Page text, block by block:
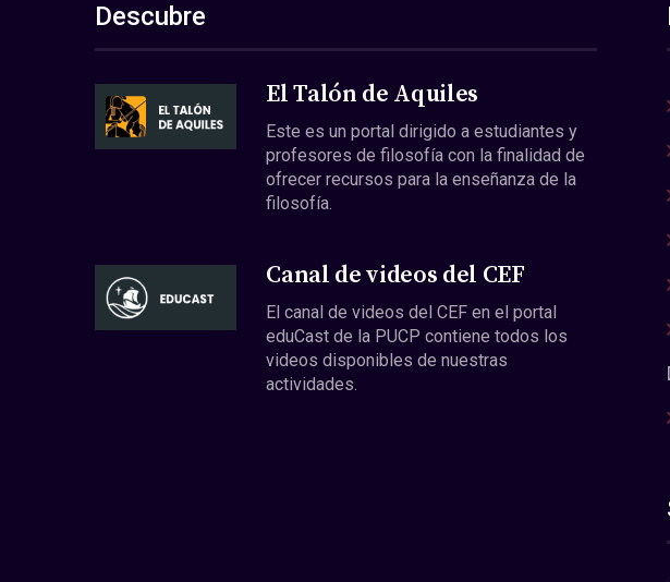
Descubre
El Talón de Aquiles
Este es un portal dirigido a estudiantes y
profesores de filosofía con la finalidad de
ofrecer recursos para la enseñanza de la
filosofía.
Canal de videos del CEF
El canal de videos del CEF en el portal
eduCast de la PUCP contiene todos los
videos disponibles de nuestras
actividades.